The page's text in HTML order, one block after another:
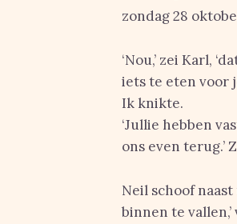
zondag 28
‘Nou,’ zei Karl,
iets te eten voor
Ik knikte.
‘Jullie hebben
ons even terug.’
Neil schoof
binnen te